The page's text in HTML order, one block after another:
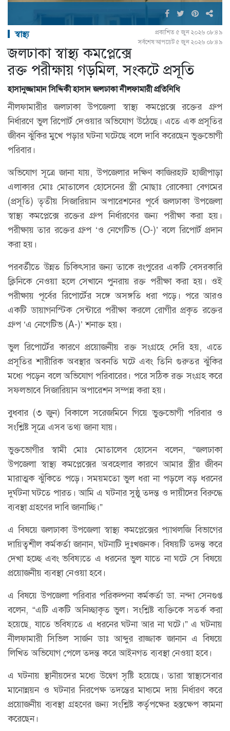
স্বাস্থ্য
প্রকাশিত ৫ জুন ২০২৬ ০৮:৪৯
সর্বশেষ আপডেট ৫ জুন ২০২৬ ০৮:৪৯
জলঢাকা স্বাস্থ্য কমপ্লেক্সে
রক্ত পরীক্ষায় গড়মিল, সংকটে প্রসূতি
হাসানুজ্জামান সিদ্দিকী হাসান জলঢাকা নীলফামারী প্রতিনিধি
নীলফামারীর জলঢাকা উপজেলা স্বাস্থ্য কমপ্লেক্সে রক্তের গ্রুপ
নির্ধারণে ভুল রিপোর্ট দেওয়ার অভিযোগ উঠেছে। এতে এক প্রসূতির
জীবন ঝুঁকির মুখে পড়ার ঘটনা ঘটেছে বলে দাবি করেছেন ভুক্তভোগী
পরিবার।
অভিযোগ সূত্রে জানা যায়, উপজেলার দক্ষিণ কাজিরহাট হাজীপাড়া
এলাকার মোঃ মোতালেব হোসেনের স্ত্রী মোছাঃ রোকেয়া বেগমের
(প্রসূতি) তৃতীয় সিজারিয়ান অপারেশনের পূর্বে জলঢাকা উপজেলা
স্বাস্থ্য কমপ্লেক্সে রক্তের গ্রুপ নির্ধারণের জন্য পরীক্ষা করা হয়।
পরীক্ষায় তার রক্তের গ্রুপ ‘ও নেগেটিভ (O-)’ বলে রিপোর্ট প্রদান
করা হয়।
পরবর্তীতে উন্নত চিকিৎসার জন্য তাকে রংপুরের একটি বেসরকারি
ক্লিনিকে নেওয়া হলে সেখানে পুনরায় রক্ত পরীক্ষা করা হয়। ওই
পরীক্ষায় পূর্বের রিপোর্টের সঙ্গে অসঙ্গতি ধরা পড়ে। পরে আরও
একটি ডায়াগনস্টিক সেন্টারে পরীক্ষা করলে রোগীর প্রকৃত রক্তের
গ্রুপ ‘এ নেগেটিভ (A-)’ শনাক্ত হয়।
ভুল রিপোর্টের কারণে প্রয়োজনীয় রক্ত সংগ্রহে দেরি হয়, এতে
প্রসূতির শারীরিক অবস্থার অবনতি ঘটে এবং তিনি গুরুতর ঝুঁকির
মধ্যে পড়েন বলে অভিযোগ পরিবারের। পরে সঠিক রক্ত সংগ্রহ করে
সফলভাবে সিজারিয়ান অপারেশন সম্পন্ন করা হয়।
বুধবার (৩ জুন) বিকালে সরেজমিনে গিয়ে ভুক্তভোগী পরিবার ও
সংশ্লিষ্ট সূত্রে এসব তথ্য জানা যায়।
ভুক্তভোগীর স্বামী মোঃ মোতালেব হোসেন বলেন, “জলঢাকা
উপজেলা স্বাস্থ্য কমপ্লেক্সের অবহেলার কারণে আমার স্ত্রীর জীবন
মারাত্মক ঝুঁকিতে পড়ে। সময়মতো ভুল ধরা না পড়লে বড় ধরনের
দুর্ঘটনা ঘটতে পারত। আমি এ ঘটনার সুষ্ঠু তদন্ত ও দায়ীদের বিরুদ্ধে
ব্যবস্থা গ্রহণের দাবি জানাচ্ছি।”
এ বিষয়ে জলঢাকা উপজেলা স্বাস্থ্য কমপ্লেক্সের প্যাথলজি বিভাগের
দায়িত্বশীল কর্মকর্তা জানান, ঘটনাটি দুঃখজনক। বিষয়টি তদন্ত করে
দেখা হচ্ছে এবং ভবিষ্যতে এ ধরনের ভুল যাতে না ঘটে সে বিষয়ে
প্রয়োজনীয় ব্যবস্থা নেওয়া হবে।
এ বিষয়ে উপজেলা পরিবার পরিকল্পনা কর্মকর্তা ডা. নন্দা সেনগুপ্ত
বলেন, “এটি একটি অনিচ্ছাকৃত ভুল। সংশ্লিষ্ট ব্যক্তিকে সতর্ক করা
হয়েছে, যাতে ভবিষ্যতে এ ধরনের ঘটনা আর না ঘটে।” এ ঘটনায়
নীলফামারী সিভিল সার্জন ডাঃ আব্দুর রাজ্জাক জানান এ বিষয়ে
লিখিত অভিযোগ পেলে তদন্ত করে আইনগত ব্যবস্থা নেওয়া হবে।
এ ঘটনায় স্থানীয়দের মধ্যে উদ্বেগ সৃষ্টি হয়েছে। তারা স্বাস্থ্যসেবার
মানোন্নয়ন ও ঘটনার নিরপেক্ষ তদন্তের মাধ্যমে দায় নির্ধারণ করে
প্রয়োজনীয় ব্যবস্থা গ্রহণের জন্য সংশ্লিষ্ট কর্তৃপক্ষের হস্তক্ষেপ কামনা
করেছেন।